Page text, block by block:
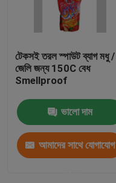
টেকসই তরল স্পাউট ব্যাগ মধু /
জেলি জন্য 150C বেধ
Smellproof
ভালো দাম
আমাদের সাথে যোগাযোগ